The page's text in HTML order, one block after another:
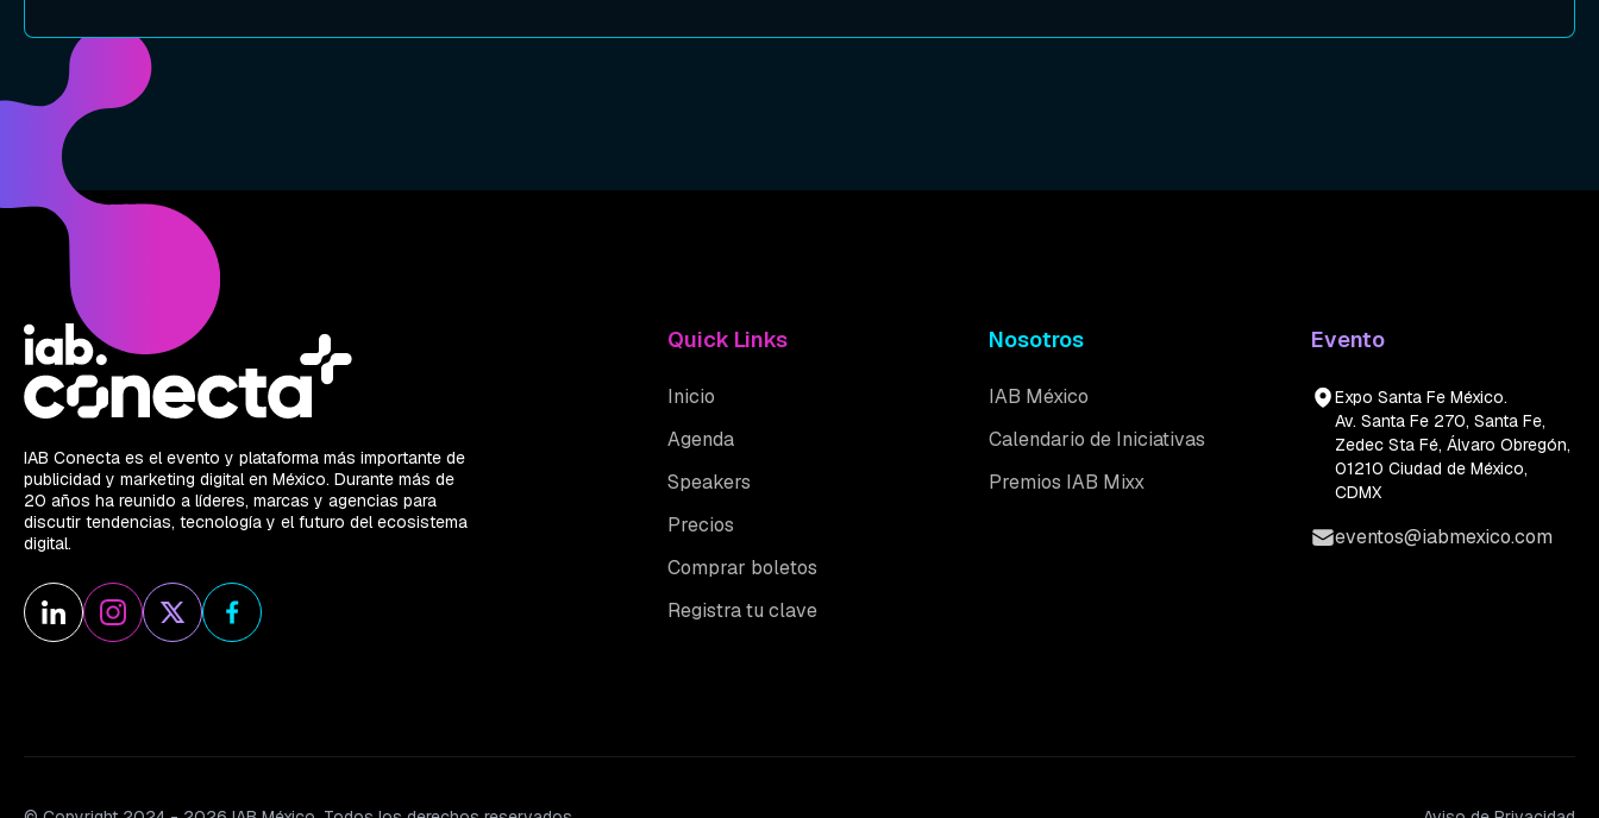
IAB Conecta es el evento y plataforma más importante de
publicidad y marketing digital en México. Durante más de
20 años ha reunido a líderes, marcas y agencias para
discutir tendencias, tecnología y el futuro del ecosistema
digital.
Quick Links
Inicio
Agenda
Speakers
Precios
Comprar boletos
Registra tu clave
Nosotros
IAB México
Calendario de Iniciativas
Premios IAB Mixx
Evento
Expo Santa Fe México.
Av. Santa Fe 270, Santa Fe,
Zedec Sta Fé, Álvaro Obregón,
01210 Ciudad de México,
CDMX
eventos@iabmexico.com